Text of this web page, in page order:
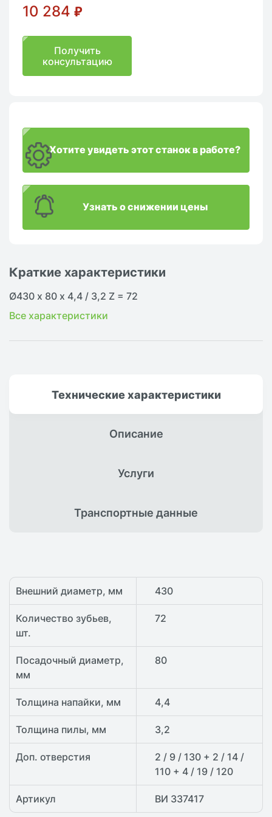
Краткие характеристики
Ø430 х 80 х 4,4 / 3,2 Z = 72
Все характеристики
10 284 ₽
Получить
консультацию
Хотите увидеть этот станок в работе?
Узнать о снижении цены
Техническиехарактеристики
Описание
Услуги
Транспортныеданные
Внешний диаметр, мм 430
Количество зубьев,
шт.
72
Посадочный диаметр,
мм
80
Толщина напайки, мм 4,4
Толщина пилы, мм 3,2
Доп. отверстия
2 / 9 / 130 + 2 / 14 /
110 + 4 / 19 / 120
Артикул ВИ 337417